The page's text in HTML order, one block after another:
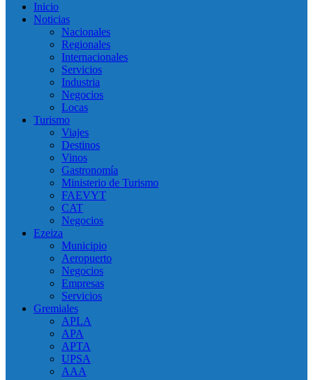
Inicio
Noticias
Nacionales
Regionales
Internacionales
Servicios
Industria
Negocios
Locas
Turismo
Viajes
Destinos
Vinos
Gastronomía
Ministerio de Turismo
FAEVYT
CAT
Negocios
Ezeiza
Municipio
Aeropuerto
Negocios
Empresas
Servicios
Gremiales
APLA
APA
APTA
UPSA
AAA